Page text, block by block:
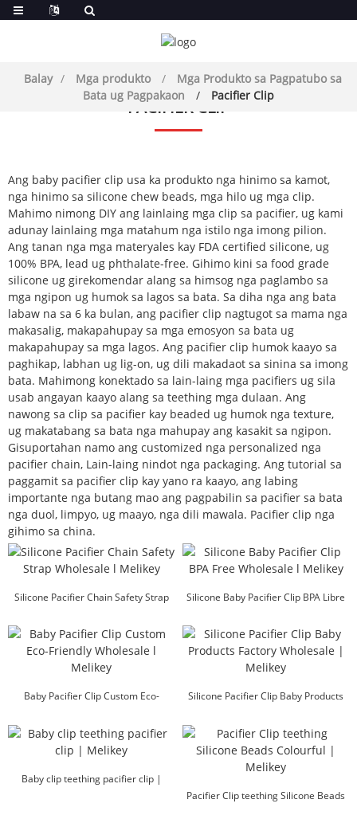
Balay Mga produkto
Mga Produkto sa Pagpatubo sa
Bata ug Pagpakaon
Pacifier Clip
PACIFIER CLIP
Ang baby pacifier clip usa ka produkto nga hinimo sa kamot,
nga hinimo sa silicone chew beads, mga hilo ug mga clip.
Mahimo nimong DIY ang lainlaing mga clip sa pacifier, ug kami
adunay lainlaing mga matahum nga istilo nga imong pilion.
Ang tanan nga mga materyales kay FDA certified silicone, ug
100% BPA, lead ug phthalate-free. Gihimo kini sa food grade
silicone ug girekomendar alang sa himsog nga paglambo sa
mga ngipon ug humok sa lagos sa bata. Sa diha nga ang bata
labaw na sa 6 ka bulan, ang pacifier clip nagtugot sa mama nga
makasalig, makapahupay sa mga emosyon sa bata ug
makapahupay sa mga lagos. Ang pacifier clip humok kaayo sa
paghikap, labhan ug lig-on, ug dili makadaot sa sinina sa imong
bata. Mahimong konektado sa lain-laing mga pacifiers ug sila
usab angayan kaayo alang sa teething mga dulaan. Ang
nawong sa clip sa pacifier kay beaded ug humok nga texture,
ug makatabang sa bata nga mahupay ang kasakit sa ngipon.
Gisuportahan namo ang customized nga personalized nga
pacifier chain, Lain-laing nindot nga packaging. Ang tutorial sa
paggamit sa pacifier clip kay yano ra kaayo, ang labing
importante nga butang mao ang pagpabilin sa pacifier sa bata
nga duol, limpyo, ug maayo, nga dili mawala. Pacifier clip nga
gihimo sa china.
Silicone Pacifier Chain Safety Strap
Silicone Baby Pacifier Clip BPA Libre
Baby Pacifier Clip Custom Eco-
Silicone Pacifier Clip Baby Products
Baby clip teething pacifier clip |
Pacifier Clip teething Silicone Beads